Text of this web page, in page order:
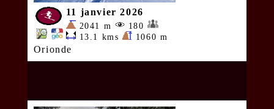
11 janvier 2026
2041 m
180
13.1 kms
1060 m
Orionde